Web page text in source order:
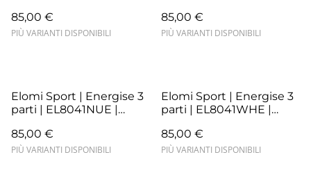
85,00 €
PIÙ VARIANTI DISPONIBILI
85,00 €
PIÙ VARIANTI DISPONIBILI
Elomi Sport | Energise 3
parti | EL8041NUE |
85,00 €
PIÙ VARIANTI DISPONIBILI
Elomi Sport | Energise 3
parti | EL8041WHE |
85,00 €
PIÙ VARIANTI DISPONIBILI